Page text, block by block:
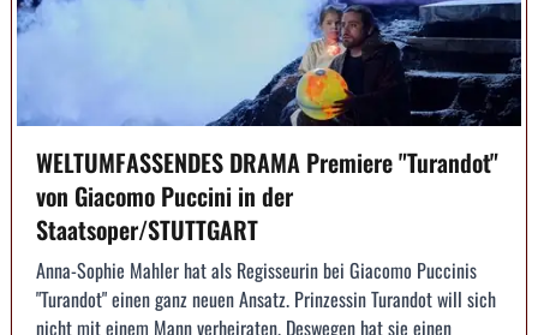
WELTUMFASSENDES DRAMA Premiere "Turandot"
von Giacomo Puccini in der
Staatsoper/STUTTGART
Anna-Sophie Mahler hat als Regisseurin bei Giacomo Puccinis
"Turandot" einen ganz neuen Ansatz. Prinzessin Turandot will sich
nicht mit einem Mann verheiraten. Deswegen hat sie einen